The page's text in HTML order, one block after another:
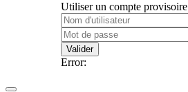
Utiliser un compte provisoire
Valider
Error: